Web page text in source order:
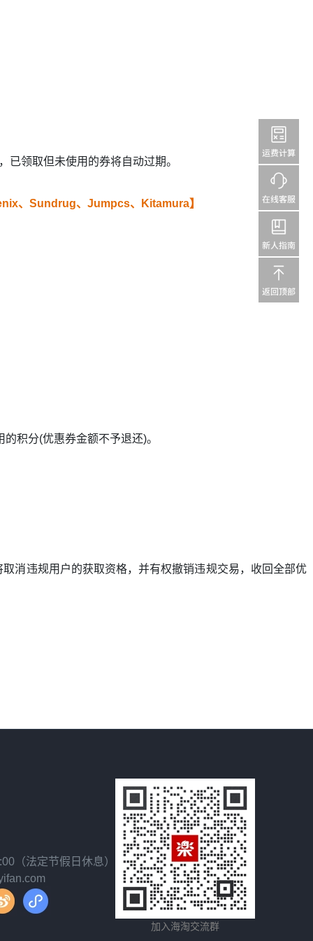
领取但未使用的券将自动过期。
、Sundrug、Jumpcs、Kitamura】
积分(优惠券金额不予退还)。
消违规用户的获取资格，并有权撤销违规交易，收回全部优
（法定节假日休息）
加入海淘交流群